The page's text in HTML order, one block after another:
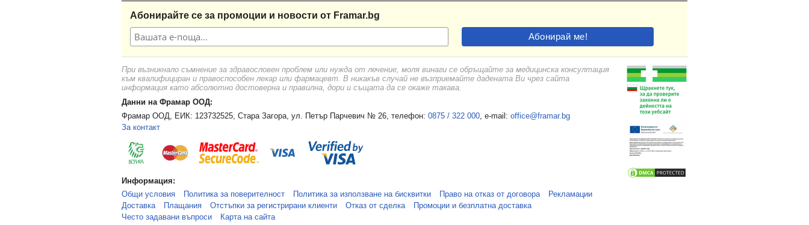
Абонирайте се за промоции и новости от Framar.bg
При възникнало съмнение за здравословен проблем или нужда от лечение, моля винаги се обръщайте за медицинска консултация
към квалифициран и правоспособен лекар или фармацевт. В никакъв случай не възприемайте дадената Ви чрез сайта
информация като абсолютно достоверна и правилна, дори и същата да се окаже такава.
Данни на Фрамар ООД:
Фрамар ООД, ЕИК: 123732525, Стара Загора, ул. Петър Парчевич № 26, телефон: 0875 / 322 000 , e-mail: office@framar.bg
За контакт
Информация:
Общи условия
Политика за поверителност Политика за използване на бисквитки Право на отказ от договора
Рекламации
Доставка
Плащания Отстъпки за регистрирани клиенти Отказ от сделка
Промоции и безплатна доставка
Често задавани въпроси
Карта на сайта